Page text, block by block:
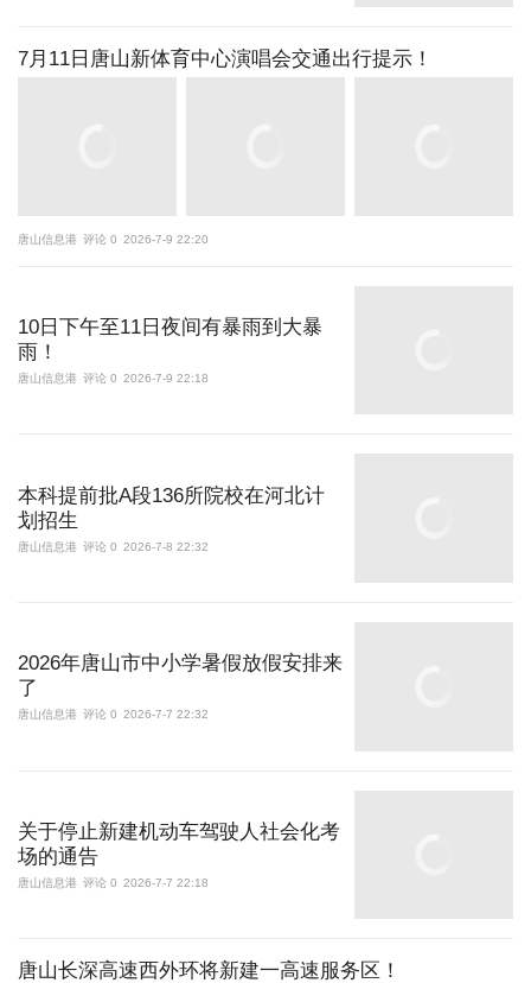
7月11日唐山新体育中心演唱会交通出行提示！
唐山信息港 评论 0 2026-7-9 22:20
10日下午至11日夜间有暴雨到大暴
雨！
唐山信息港 评论 0 2026-7-9 22:18
本科提前批A段136所院校在河北计
划招生
唐山信息港 评论 0 2026-7-8 22:32
2026年唐山市中小学暑假放假安排来
了
唐山信息港 评论 0 2026-7-7 22:32
关于停止新建机动车驾驶人社会化考
场的通告
唐山信息港 评论 0 2026-7-7 22:18
唐山长深高速西外环将新建一高速服务区！